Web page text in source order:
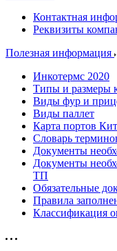
Контактная
Реквизиты
Полезная информация
Инкотермс 2020
Типы и размеры
Виды фур и
Виды паллет
Карта портов
Словарь
Документы
Документы
ТП
Обязательные
Правила
Классификация